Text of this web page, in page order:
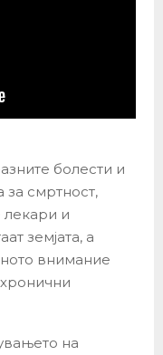
болести и
за смртност,
лекари и
земјата, а
внимание
на